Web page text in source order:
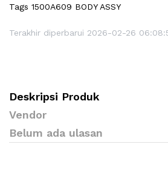
Tags 1500A609 BODY ASSY
Terakhir diperbarui 2026-02-26
Deskripsi Produk
Vendor
Belum ada ulasan